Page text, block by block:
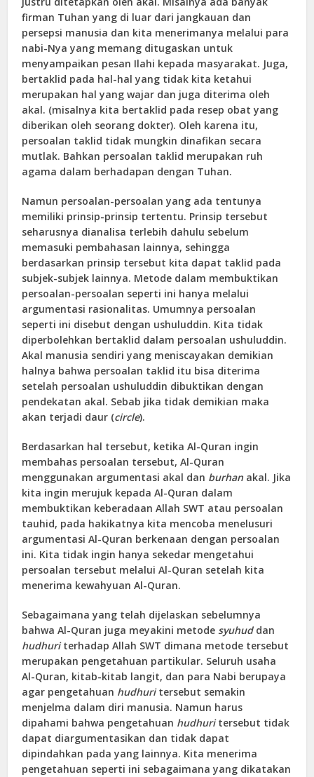
firman Tuhan yang di luar dari jangkauan dan
persepsi manusia dan kita menerimanya melalui para
nabi-Nya yang memang ditugaskan untuk
menyampaikan pesan Ilahi kepada masyarakat. Juga,
bertaklid pada hal-hal yang tidak kita ketahui
merupakan hal yang wajar dan juga diterima oleh
akal. (misalnya kita bertaklid pada resep obat yang
diberikan oleh seorang dokter). Oleh karena itu,
persoalan taklid tidak mungkin dinafikan secara
mutlak. Bahkan persoalan taklid merupakan ruh
agama dalam berhadapan dengan Tuhan.
Namun persoalan-persoalan yang ada tentunya
memiliki prinsip-prinsip tertentu. Prinsip tersebut
seharusnya dianalisa terlebih dahulu sebelum
memasuki pembahasan lainnya, sehingga
berdasarkan prinsip tersebut kita dapat taklid pada
subjek-subjek lainnya. Metode dalam membuktikan
persoalan-persoalan seperti ini hanya melalui
argumentasi rasionalitas. Umumnya persoalan
seperti ini disebut dengan ushuluddin. Kita tidak
diperbolehkan bertaklid dalam persoalan ushuluddin.
Akal manusia sendiri yang meniscayakan demikian
halnya bahwa persoalan taklid itu bisa diterima
setelah persoalan ushuluddin dibuktikan dengan
pendekatan akal. Sebab jika tidak demikian maka
akan terjadi daur (circle).
Berdasarkan hal tersebut, ketika Al-Quran ingin
membahas persoalan tersebut, Al-Quran
menggunakan argumentasi akal dan burhan akal. Jika
kita ingin merujuk kepada Al-Quran dalam
membuktikan keberadaan Allah SWT atau persoalan
tauhid, pada hakikatnya kita mencoba menelusuri
argumentasi Al-Quran berkenaan dengan persoalan
ini. Kita tidak ingin hanya sekedar mengetahui
persoalan tersebut melalui Al-Quran setelah kita
menerima kewahyuan Al-Quran.
Sebagaimana yang telah dijelaskan sebelumnya
bahwa Al-Quran juga meyakini metode syuhuddan
hudhuriterhadap Allah SWT dimana metode tersebut
merupakan pengetahuan partikular. Seluruh usaha
Al-Quran, kitab-kitab langit, dan para Nabi berupaya
agar pengetahuan hudhuritersebut semakin
menjelma dalam diri manusia. Namun harus
dipahami bahwa pengetahuan hudhuritersebut tidak
dapat diargumentasikan dan tidak dapat
dipindahkan pada yang lainnya. Kita menerima
pengetahuan seperti ini sebagaimana yang dikatakan